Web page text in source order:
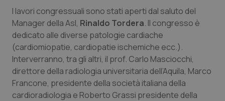
Veneto
Oncoematologia
Oncologia & Nutrizione
Psoriasi & pelle
Quotidiano Cardiologia
I lavori congressuali sono stati aperti dal saluto del
Manager della Asl, Rinaldo Tordera. Il congresso è
dedicato alle diverse patologie cardiache
(cardiomiopatie, cardiopatie ischemiche ecc.).
Interverranno, tra gli altri, il prof. Carlo Masciocchi,
direttore della radiologia universitaria dell’Aquila, Marco
Francone, presidente della società italiana della
cardioradiologia e Roberto Grassi presidente della